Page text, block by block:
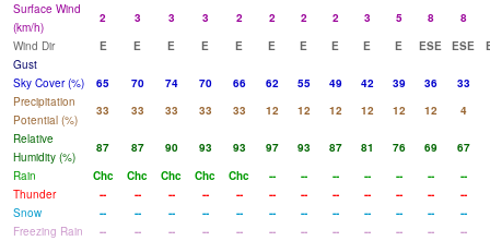
Surface Wind
(km/h)
2 3 3 3 2 2 2 2 3 5 8
8
Wind Dir
E E E E E E E E E E ESE ESE
Gust
Sky Cover (%)
65 70 74 70 66 62 55 49 42 39 36
33
Precipitation
Potential (%)
33 33 33 33 33 12 12 12 12 12 12
4
Relative
Humidity (%)
87 87 90 93 93 97 93 87 81 76 69
67
Rain
Chc Chc Chc Chc Chc -- -- -- -- -- --
--
Thunder
-- -- -- -- -- -- -- -- -- -- --
--
Snow
-- -- -- -- -- -- -- -- -- -- --
--
Freezing Rain
-- -- -- -- -- -- -- -- -- -- --
--